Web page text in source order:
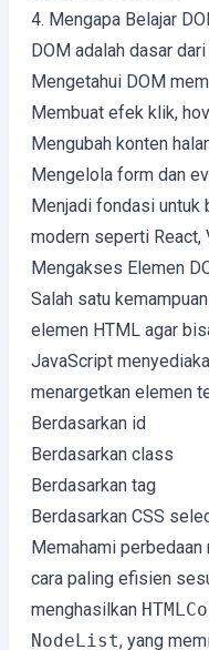
4. Mengapa Belajar
DOM adalah dasar
Mengetahui DOM
Membuat efek klik,
Mengubah konten
Mengelola form dan
Menjadi fondasi untuk
modern seperti React,
Mengakses Elemen
Salah satu
elemen HTML agar
JavaScript
menargetkan elemen
Berdasarkan id
Berdasarkan class
Berdasarkan tag
Berdasarkan CSS
Memahami
cara paling efisien
menghasilkan
NodeList, yang